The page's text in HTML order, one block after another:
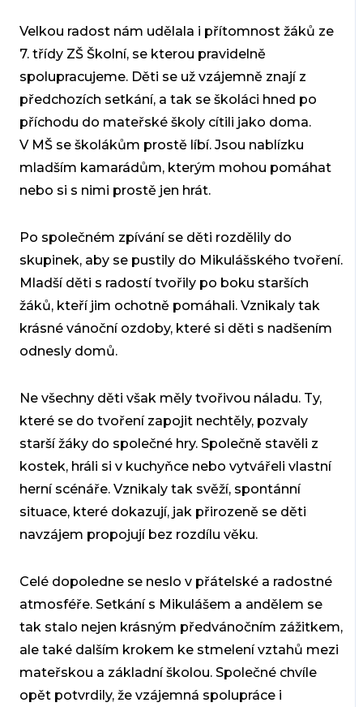
Velkou radost nám udělala i přítomnost žáků ze
7. třídy ZŠ Školní, se kterou pravidelně
spolupracujeme. Děti se už vzájemně znají z
předchozích setkání, a tak se školáci hned po
příchodu do mateřské školy cítili jako doma.
V MŠ se školákům prostě líbí. Jsou nablízku
mladším kamarádům, kterým mohou pomáhat
nebo si s nimi prostě jen hrát.
Po společném zpívání se děti rozdělily do
skupinek, aby se pustily do Mikulášského tvoření.
Mladší děti s radostí tvořily po boku starších
žáků, kteří jim ochotně pomáhali. Vznikaly tak
krásné vánoční ozdoby, které si děti s nadšením
odnesly domů.
Ne všechny děti však měly tvořivou náladu. Ty,
které se do tvoření zapojit nechtěly, pozvaly
starší žáky do společné hry. Společně stavěli z
kostek, hráli si v kuchyňce nebo vytvářeli vlastní
herní scénáře. Vznikaly tak svěží, spontánní
situace, které dokazují, jak přirozeně se děti
navzájem propojují bez rozdílu věku.
Celé dopoledne se neslo v přátelské a radostné
atmosféře. Setkání s Mikulášem a andělem se
tak stalo nejen krásným předvánočním zážitkem,
ale také dalším krokem ke stmelení vztahů mezi
mateřskou a základní školou. Společné chvíle
opět potvrdily, že vzájemná spolupráce i